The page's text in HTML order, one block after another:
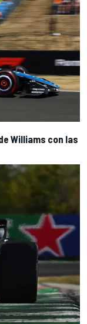
Williams con las